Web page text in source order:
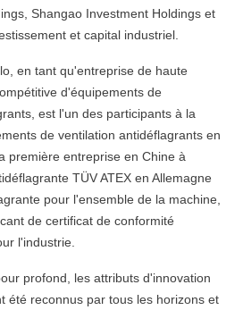
Shangao Investment Holdings et
et capital industriel.
en tant qu'entreprise de haute
d'équipements de
est l'un des participants à la
de ventilation antidéflagrants en
première entreprise en Chine à
TÜV ATEX en Allemagne
pour l'ensemble de la machine,
de certificat de conformité
l'industrie.
profond, les attributs d'innovation
été reconnus par tous les horizons et